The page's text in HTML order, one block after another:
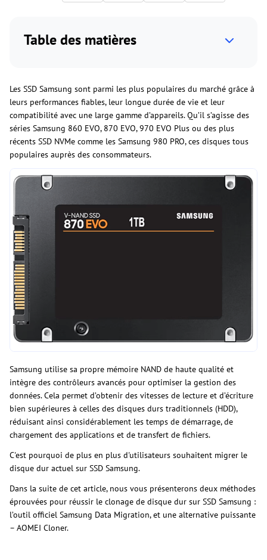
Table des matières
Les SSD Samsung sont parmi les plus populaires du marché grâce à
leurs performances fiables, leur longue durée de vie et leur
compatibilité avec une large gamme d’appareils. Qu’il s’agisse des
séries Samsung 860 EVO, 870 EVO, 970 EVO Plus ou des plus
récents SSD NVMe comme les Samsung 980 PRO, ces disques tous
populaires auprès des consommateurs.
Samsung utilise sa propre mémoire NAND de haute qualité et
intègre des contrôleurs avancés pour optimiser la gestion des
données. Cela permet d’obtenir des vitesses de lecture et d’écriture
bien supérieures à celles des disques durs traditionnels (HDD),
réduisant ainsi considérablement les temps de démarrage, de
chargement des applications et de transfert de fichiers.
C'est pourquoi de plus en plus d'utilisateurs souhaitent migrer le
disque dur actuel sur SSD Samsung.
Dans la suite de cet article, nous vous présenterons deux méthodes
éprouvées pour réussir le clonage de disque dur sur SSD Samsung :
l’outil officiel Samsung Data Migration, et une alternative puissante
– AOMEI Cloner.